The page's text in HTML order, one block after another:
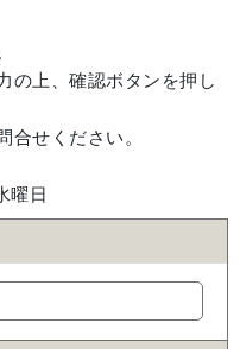
の上、確認ボタンを押し
合せください。
曜日